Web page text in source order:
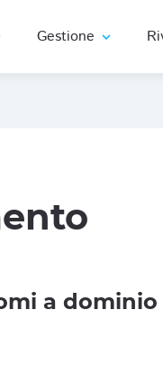
Gestione expand_more
a dominio